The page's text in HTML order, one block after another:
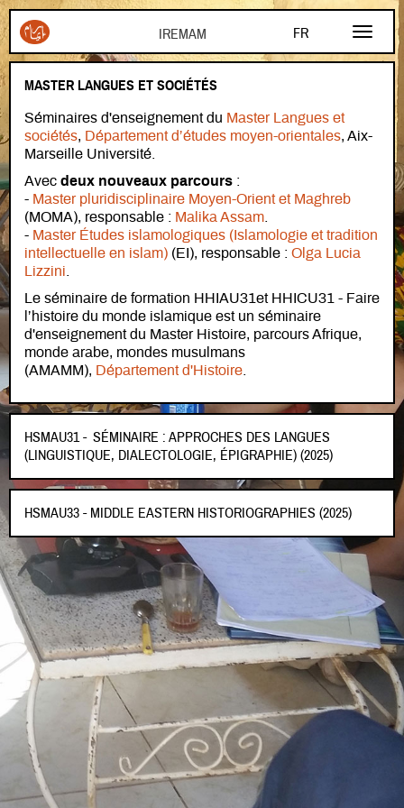
FR
EN
Aller au contenu principal
MASTER LANGUES ET SOCIÉTÉS
Séminaires d'enseignement du Master Langues et
sociétés, Département d’études moyen-orientales, Aix-
Marseille Université.
Avec deux nouveaux parcours :
- Master pluridisciplinaire Moyen-Orient et Maghreb
(MOMA), responsable : Malika Assam
- Master Études islamologiques (Islamologie et tradition
intellectuelle en islam) (EI), responsable : Olga Lucia
Lizzini
Le séminaire de formation HHIAU31et HHICU31 - Faire
l’histoire du monde islamique est un séminaire
d'enseignement du Master Histoire, parcours Afrique,
monde arabe, mondes musulmans
(AMAMM), Département d'Histoire
HSMAU31 - SÉMINAIRE : APPROCHES DES LANGUES
(LINGUISTIQUE, DIALECTOLOGIE, ÉPIGRAPHIE) (2025)
HSMAU33 - MIDDLE EASTERN HISTORIOGRAPHIES (2025)